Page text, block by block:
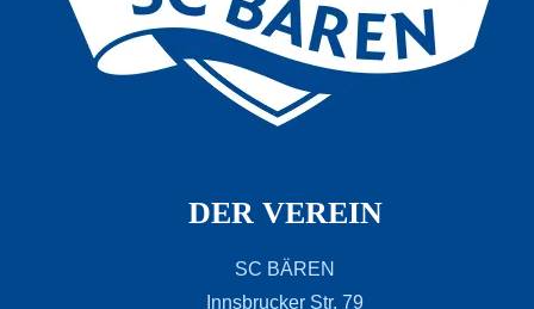
DER VEREIN
SC BÄREN
Innsbrucker Str. 79